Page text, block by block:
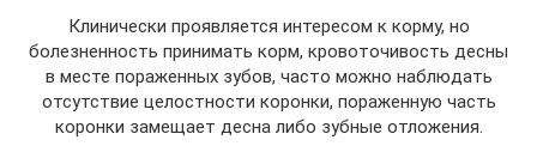
Клинически проявляется интересом к корму, но
болезненность принимать корм, кровоточивость десны
в месте пораженных зубов, часто можно наблюдать
отсутствие целостности коронки, пораженную часть
коронки замещает десна либо зубные отложения.